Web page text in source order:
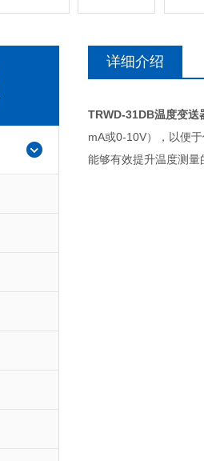
详细介绍
TRWD-31DB温度变送
mA或0-10V），以便
能够有效提升温度测量